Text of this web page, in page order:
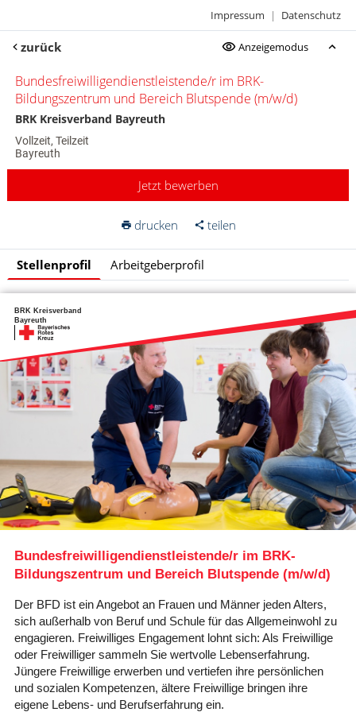
Impressum | Datenschutz
zurück Anzeigemodus
Bundesfreiwilligendienstleistende/r im BRK-
Bildungszentrum und Bereich Blutspende (m/w/d)
BRK Kreisverband Bayreuth
Vollzeit, Teilzeit
Bayreuth
Jetzt bewerben
drucken teilen
Stellenprofil Arbeitgeberprofil
Karte anzeigen